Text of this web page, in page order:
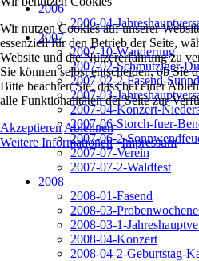
2006
2006-04-
2007
2007-10-Wanderung
2007-02-Schmutziger-
2007-02-2-Fasend-
2007-03-
2007-04-Konzert-
2007-06-Storch-fuer-
2007-06-2-
2007-07-Verein
2007-07-2-Waldfest
2008
2008-01-Fasend
2008-03-
2008-03-1-
2008-04-Konzert
2008-04-2-Geburtstag-
Wir nutzen Cookies auf unserer
essenziell für den Betrieb der Seite,
Website und die Nutzererfahrung zu
Sie können selbst entscheiden, ob Sie
Bitte beachten Sie, dass bei einer
alle Funktionalitäten der Seite zur
Akzeptieren Ablehnen
Weitere Informationen|Impressum